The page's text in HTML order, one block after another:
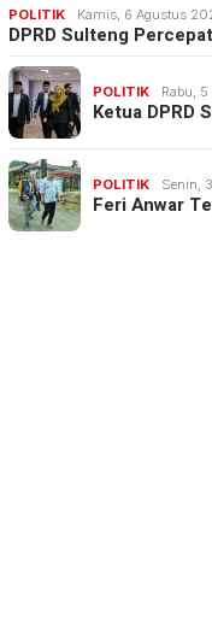
POLITIK Kamis, 6 Agustus
DPRD Sulteng
POLITIK Rabu,
Ketua DPRD
POLITIK Senin,
Feri Anwar